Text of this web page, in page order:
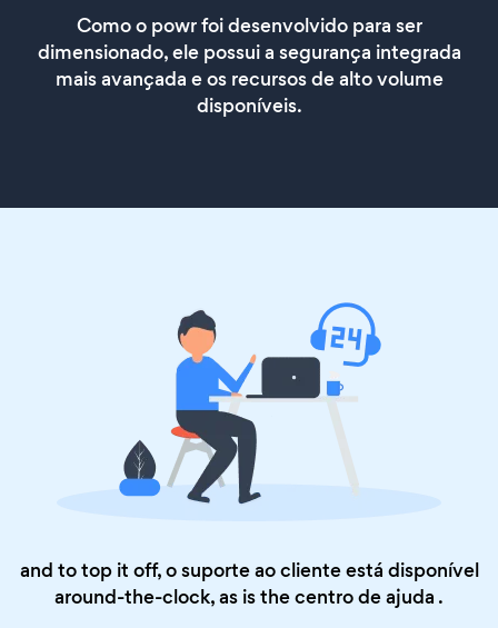
Como o powr foi desenvolvido para ser
dimensionado, ele possui a segurança integrada
mais avançada e os recursos de alto volume
disponíveis.
and to top it off, o suporte ao cliente está disponível
around-the-clock, as is thecentro de ajuda .